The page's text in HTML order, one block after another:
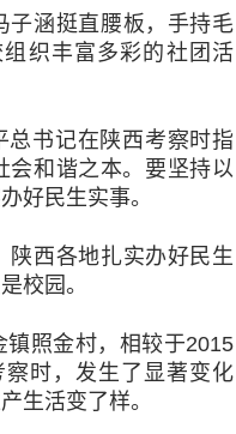
子涵挺直腰板，手持毛
织丰富多彩的社团活
总书记在陕西考察时指
会和谐之本。要坚持以
好民生实事。
陕西各地扎实办好民生
校园。
照金村，相较于2015
时，发生了显著变化
生活变了样。